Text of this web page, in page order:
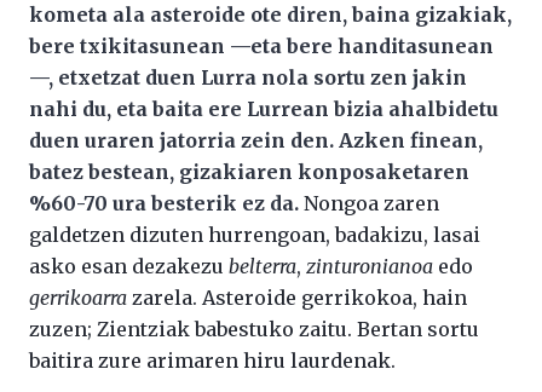
kometa ala asteroide ote diren, baina gizakiak,
bere txikitasunean —eta bere handitasunean
—, etxetzat duen Lurra nola sortu zen jakin
nahi du, eta baita ere Lurrean bizia ahalbidetu
duen uraren jatorria zein den. Azken finean,
batez bestean, gizakiaren konposaketaren
%60-70 ura besterik ez da. Nongoa zaren
galdetzen dizuten hurrengoan, badakizu, lasai
asko esan dezakezu belterra, zinturonianoa edo
gerrikoarra zarela. Asteroide gerrikokoa, hain
zuzen; Zientziak babestuko zaitu. Bertan sortu
baitira zure arimaren hiru laurdenak.